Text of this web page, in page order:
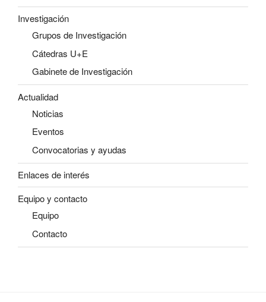
Investigación
Grupos de Investigación
Cátedras U+E
Gabinete de Investigación
Actualidad
Noticias
Eventos
Convocatorias y ayudas
Enlaces de interés
Equipo y contacto
Equipo
Contacto